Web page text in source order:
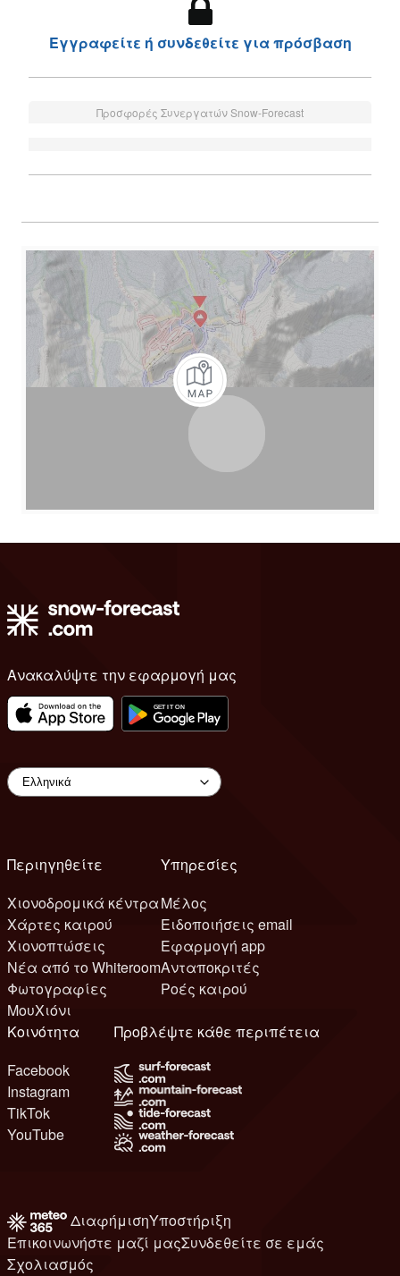
Εγγραφείτε ή συνδεθείτε για πρόσβαση
Προσφορές Συνεργατών Snow-Forecast
Ανακαλύψτε την εφαρμογή μας
Περιηγηθείτε
Χιονοδρομικά κέντρα
Χάρτες καιρού
Χιονοπτώσεις
Νέα από το Whiteroom
Φωτογραφίες
ΜουΧιόνι
Υπηρεσίες
Μέλος
Ειδοποιήσεις email
Εφαρμογή app
Ανταποκριτές
Ροές καιρού
Κοινότητα
Facebook
Instagram
TikTok
YouTube
Προβλέψτε κάθε περιπέτεια
ΔιαφήμισηΥποστήριξη
Επικοινωνήστε μαζί μαςΣυνδεθείτε σε εμάς
Σχολιασμός